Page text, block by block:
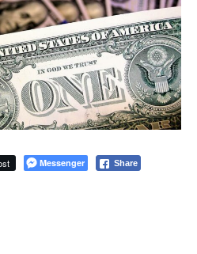
Messenger Share